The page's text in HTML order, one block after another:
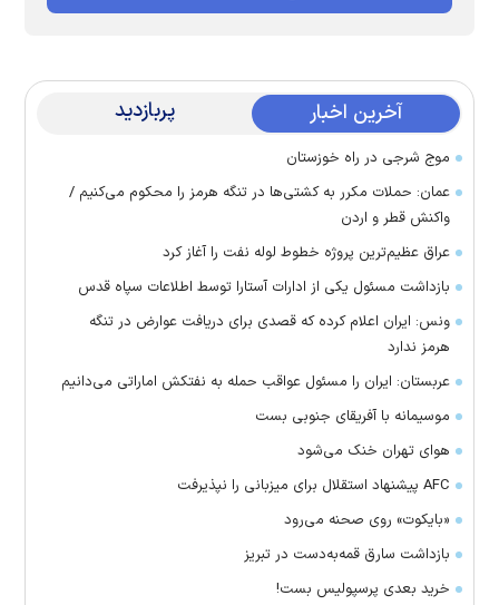
آخرین اخبار پربازدید
موج شرجی در راه خوزستان
عمان: حملات مکرر به کشتی‌ها در تنگه هرمز را محکوم می‌کنیم /
واکنش قطر و اردن
عراق عظیم‌ترین پروژه خطوط لوله نفت را آغاز کرد
بازداشت مسئول یکی از ادارات آستارا توسط اطلاعات سپاه قدس
ونس: ایران اعلام کرده که قصدی برای دریافت عوارض در تنگه
هرمز ندارد
عربستان: ایران را مسئول عواقب حمله به نفتکش اماراتی می‌دانیم
موسیمانه با آفریقای جنوبی بست
هوای تهران خنک می‌شود
AFC پیشنهاد استقلال برای میزبانی را نپذیرفت
«بایکوت» روی صحنه می‌رود
بازداشت سارق قمه‌به‌دست در تبریز
خرید بعدی پرسپولیس بست!